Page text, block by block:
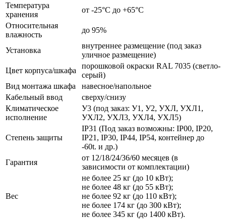
Температура
хранения
от -25°C до +65°C
Относительная
влажность
до 95%
Установка
внутреннее размещение (под заказ
уличное размещение)
Цвет корпуса/шкафа
порошковой окраски RAL 7035 (светло-
серый)
Вид монтажа шкафа
навесное/напольное
Кабельный ввод
сверху/снизу
Климатическое
исполнение
У3 (под заказ: У1, У2, УХЛ, УХЛ1,
УХЛ2, УХЛ3, УХЛ4, УХЛ5)
Степень защиты
IP31 (Под заказ возможны: IP00, IP20,
IP21, IP30, IP44, IP54, контейнер до
-60t. и др.)
Гарантия
от 12/18/24/36/60 месяцев (в
зависимости от комплектации)
Вес
не более 25 кг (до 10 кВт);
не более 48 кг (до 55 кВт);
не более 92 кг (до 110 кВт);
не более 174 кг (до 300 кВт);
не более 345 кг (до 1400 кВт).